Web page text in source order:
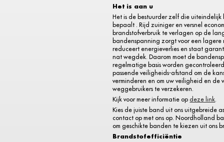
Het is aan u
Het is de bestuurder zelf die uiteindelijk
bepaalt . Rijd zuiniger en versnel
brandstofverbruik te verlagen op de
bandenspanning zorgt voor een lagere
reduceert energieverlies en staat
nat wegdek. Daarom moet de
regelmatige basis worden
passende veiligheids-afstand om de
verminderen en om uw veiligheid en de
weggebruikers te verzekeren.
Kijk voor meer informatie op deze link
Kies de juiste band uit ons uitgebreide
contact op met ons op. Noordholland
om geschikte banden te kiezen uit ons
Brandstofefficiëntie